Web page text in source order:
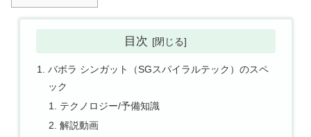
目次
バボラ シンガット（SGスパイラルテック）のスペ
ック
テクノロジー/予備知識
解説動画